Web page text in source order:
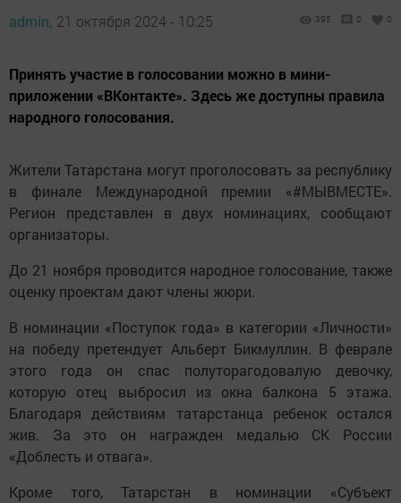
admin, 21 октября 2024 - 10:25 395 0 0
Принять участие в голосовании можно в мини-
приложении «ВКонтакте». Здесь же доступны правила
народного голосования.
Жители Татарстана могут проголосовать за республику
в финале Международной премии «#МЫВМЕСТЕ».
Регион представлен в двух номинациях, сообщают
организаторы.
До 21 ноября проводится народное голосование, также
оценку проектам дают члены жюри.
В номинации «Поступок года» в категории «Личности»
на победу претендует Альберт Бикмуллин. В феврале
этого года он спас полуторагодовалую девочку,
которую отец выбросил из окна балкона 5 этажа.
Благодаря действиям татарстанца ребенок остался
жив. За это он награжден медалью СК России
«Доблесть и отвага».
Кроме того, Татарстан в номинации «Субъект